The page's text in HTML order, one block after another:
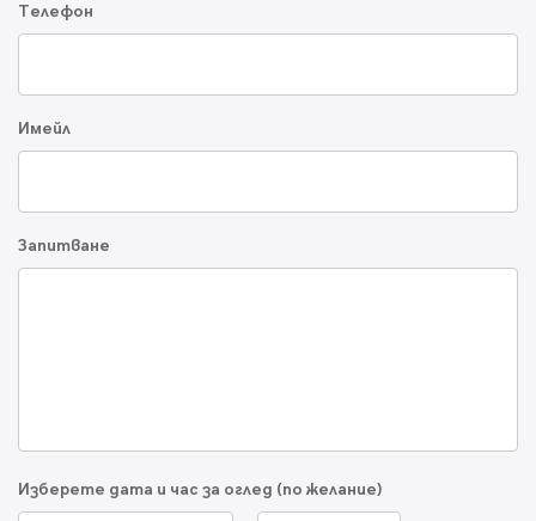
Телефон
Имейл
Запитване
Изберете дата и час за оглед (по желание)